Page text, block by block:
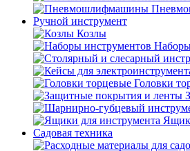
Ручной инструмент
Козлы
Головки
Садовая техника